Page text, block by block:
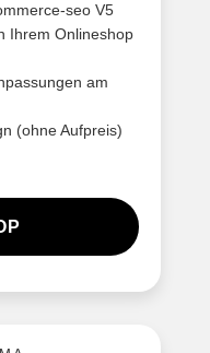
seo V5
Ihrem Onlineshop
am
(ohne Aufpreis)